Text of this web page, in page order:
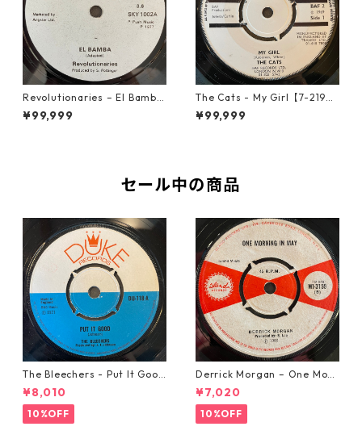
Revolutionaries – El Bamba
【7-21855】
¥99,999
The Cats - My Girl【7-2190
6】
¥99,999
セール中の商品
The Bleechers - Put It Good
【7-21637】
¥8,010
10%OFF
Derrick Morgan – One Morn
ing In May【7-21653】
¥7,020
10%OFF